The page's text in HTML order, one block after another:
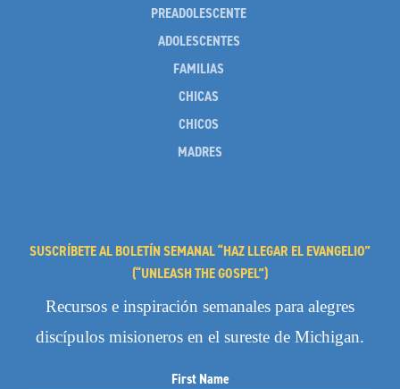
PREADOLESCENTE
ADOLESCENTES
FAMILIAS
CHICAS
CHICOS
MADRES
SUSCRÍBETE AL BOLETÍN SEMANAL “HAZ LLEGAR EL EVANGELIO”
(“UNLEASH THE GOSPEL”)
Recursos e inspiración semanales para alegres
discípulos misioneros en el sureste de Michigan.
First Name